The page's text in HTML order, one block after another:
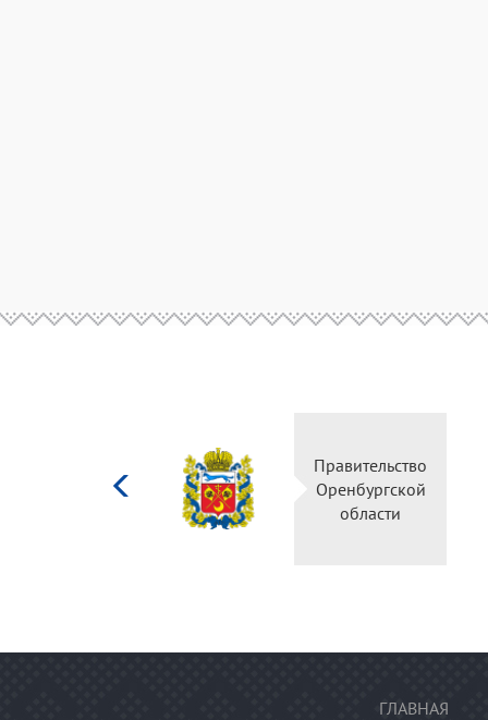
Министерство
культуры
Российской
федерации
ГЛАВНАЯ